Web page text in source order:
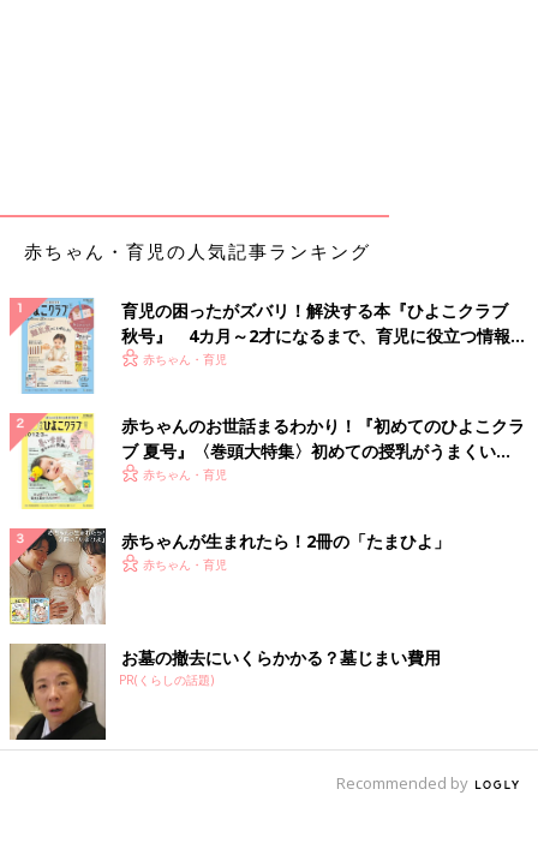
赤ちゃん・育児の人気記事ランキング
育児の困ったがズバリ！解決する本『ひよこクラブ
秋号』 4カ月～2才になるまで、育児に役立つ情報が
いっぱい！
赤ちゃん・育児
赤ちゃんのお世話まるわかり！『初めてのひよこクラ
ブ 夏号』〈巻頭大特集〉初めての授乳がうまくい
く！ おっぱい・ミルクの基本と夏のトラブル 解決テ
赤ちゃん・育児
赤ちゃんが生まれたら！2冊の「たまひよ」
赤ちゃん・育児
お墓の撤去にいくらかかる？墓じまい費用
PR(くらしの話題)
Recommended by